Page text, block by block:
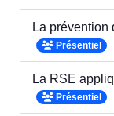
La
Présentiel
La RSE
Présentiel